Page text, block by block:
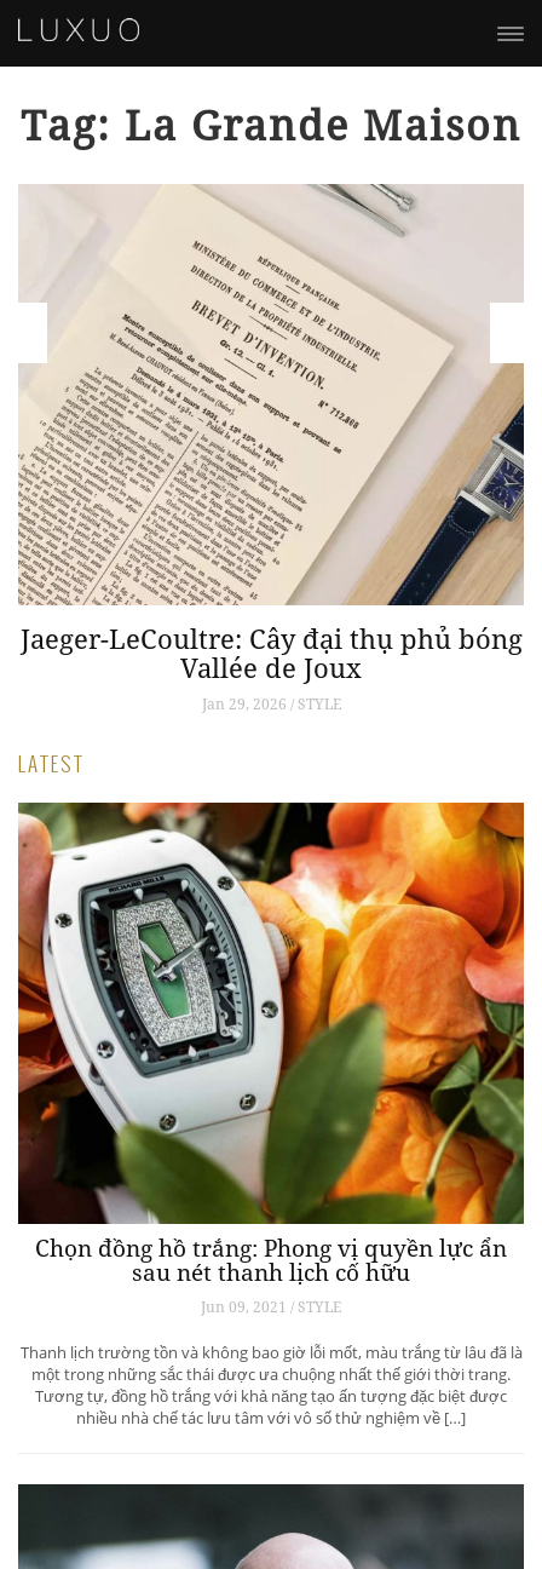
Tag: La Grande Maison
Jaeger-LeCoultre: Cây đại thụ phủ bóng
Vallée de Joux
Jan 29, 2026 / STYLE
LATEST
Chọn đồng hồ trắng: Phong vị quyền lực ẩn
sau nét thanh lịch cố hữu
Jun 09, 2021 / STYLE
Thanh lịch trường tồn và không bao giờ lỗi mốt, màu trắng từ lâu đã là
một trong những sắc thái được ưa chuộng nhất thế giới thời trang.
Tương tự, đồng hồ trắng với khả năng tạo ấn tượng đặc biệt được
nhiều nhà chế tác lưu tâm với vô số thử nghiệm về […]